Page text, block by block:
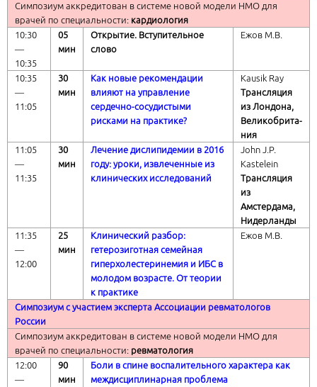
Симпозиум аккредитован в системе новой модели НМО для
врачей по специальности: кардиология
10:30
―
10:35
05
мин
Открытие. Вступительное
слово
Ежов М.В.
10:35
―
1 1 :05
30
мин
Как новые рекомендации
влияют на управление
сердечно-сосудистыми
рисками на практике?
Kausik Ray
Трансляция
из Лондона,
Великобрита-
ния
11:05
―
11:35
30
мин
Лечение дислипидемии в 2016
году: уроки, извлеченные из
клинических исследований
John J.P.
Kastelein
Трансляция
из
Амстердама,
Нидерланды
11:35
―
12:00
25
мин
Клинический разбор:
гетерозиготная семейная
гиперхолестеринемия и ИБС в
молодом возрасте. От теории
к практике
Ежов М.В.
Симпозиум с участием эксперта Ассоциации ревматологов
России
Симпозиум аккредитован в системе новой модели НМО для
врачей по специальности: ревматология
12:00
―
90
мин
Боли в спине воспалительного характера как
междисциплинарная проблема